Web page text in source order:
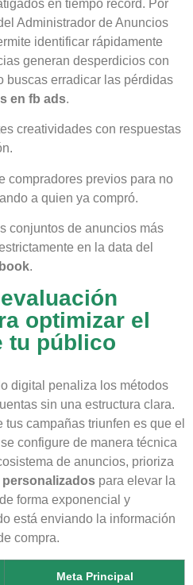
en tiempo récord. Por
Administrador de Anuncios
identificar rápidamente
generan desperdicios con
buscas erradicar las pérdidas
en fb ads.
creatividades con respuestas
compradores previos para no
a quien ya compró.
conjuntos de anuncios más
en la data del
.
optimizar el
tu público
digital penaliza los métodos
sin una estructura clara.
campañas triunfen es que el
se configure de manera técnica
de anuncios, prioriza
para elevar la
forma exponencial y
está enviando la información
compra.
Meta Principal